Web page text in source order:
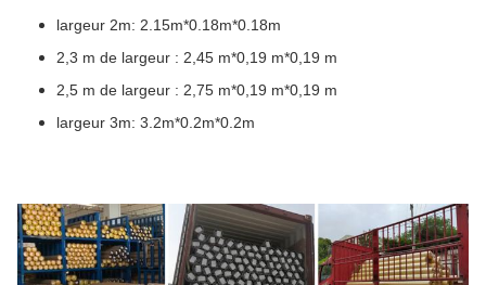
largeur 2m: 2.15m*0.18m*0.18m
2,3 m de largeur : 2,45 m*0,19 m*0,19 m
2,5 m de largeur : 2,75 m*0,19 m*0,19 m
largeur 3m: 3.2m*0.2m*0.2m